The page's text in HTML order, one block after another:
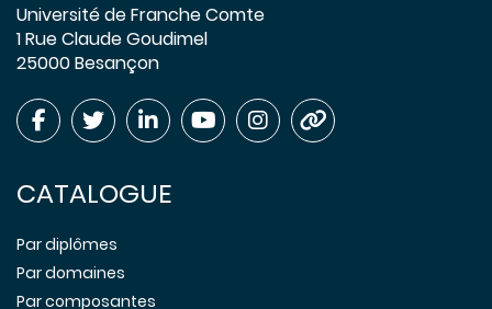
Université de Franche Comte
1 Rue Claude Goudimel
25000 Besançon
CATALOGUE
Par diplômes
Par domaines
Par composantes